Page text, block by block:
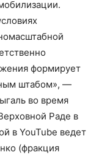
формирует
штабом», —
во время
Раде в
в YouTube ведет
(фракция